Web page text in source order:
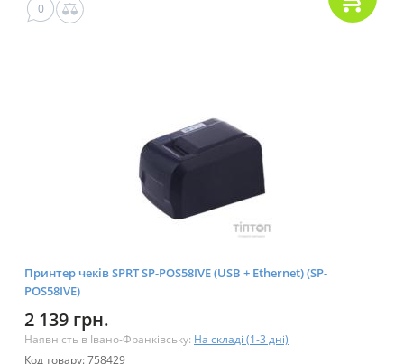
0
Принтер чеків SPRT SP-POS58IVE (USB + Ethernet) (SP-
POS58IVE)
2 139 грн.
Наявність в Івано-Франківську: На складі (1-3 дні)
Код товару: 758429